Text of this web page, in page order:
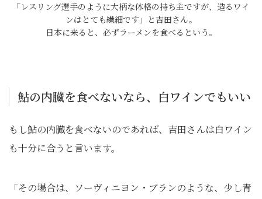
「レスリング選手のように大柄な体格の持ち主ですが、造るワイ
ンはとても繊細です」と吉田さん。
日本に来ると、必ずラーメンを食べるという。
鮎の内臓を食べないなら、白ワインでもいい
もし鮎の内臓を食べないのであれば、吉田さんは白ワイン
も十分に合うと言います。
「その場合は、ソーヴィニヨン・ブランのような、少し青